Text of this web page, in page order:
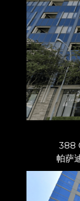
388
帕萨